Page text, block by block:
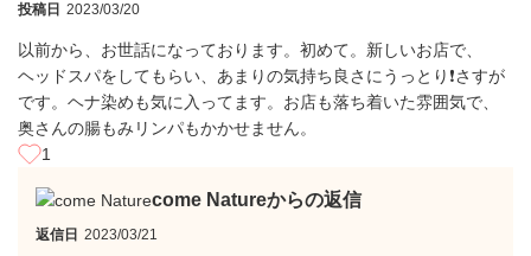
投稿日 2023/03/20
以前から、お世話になっております。初めて。新しいお店で、
ヘッドスパをしてもらい、あまりの気持ち良さにうっとり❗さすが
です。ヘナ染めも気に入ってます。お店も落ち着いた雰囲気で、
奥さんの腸もみリンパもかかせません。
1
come Natureからの返信
返信日 2023/03/21